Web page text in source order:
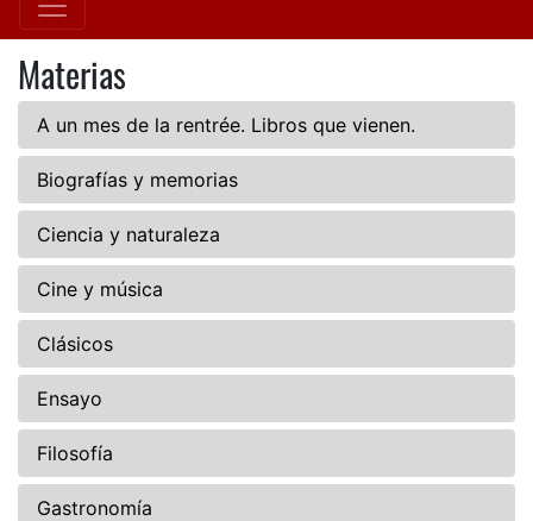
Materias
A un mes de la rentrée. Libros que vienen.
Biografías y memorias
Ciencia y naturaleza
Cine y música
Clásicos
Ensayo
Filosofía
Gastronomía